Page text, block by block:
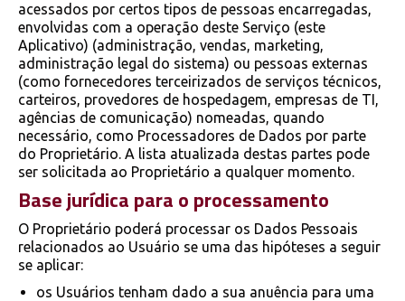
acessados por certos tipos de pessoas encarregadas,
envolvidas com a operação deste Serviço (este
Aplicativo) (administração, vendas, marketing,
administração legal do sistema) ou pessoas externas
(como fornecedores terceirizados de serviços técnicos,
carteiros, provedores de hospedagem, empresas de TI,
agências de comunicação) nomeadas, quando
necessário, como Processadores de Dados por parte
do Proprietário. A lista atualizada destas partes pode
ser solicitada ao Proprietário a qualquer momento.
Base jurídica para o processamento
O Proprietário poderá processar os Dados Pessoais
relacionados ao Usuário se uma das hipóteses a seguir
se aplicar:
os Usuários tenham dado a sua anuência para uma